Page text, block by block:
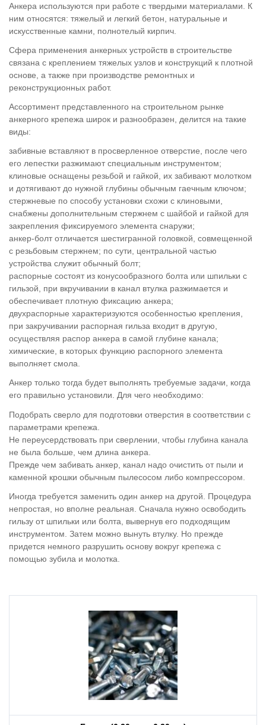
Анкера используются при работе с твердыми материалами. К
ним относятся: тяжелый и легкий бетон, натуральные и
искусственные камни, полнотелый кирпич.
Сфера применения анкерных устройств в строительстве
связана с креплением тяжелых узлов и конструкций к плотной
основе, а также при производстве ремонтных и
реконструкционных работ.
Ассортимент представленного на строительном рынке
анкерного крепежа широк и разнообразен, делится на такие
виды:
забивные вставляют в просверленное отверстие, после чего
его лепестки разжимают специальным инструментом;
клиновые оснащены резьбой и гайкой, их забивают молотком
и дотягивают до нужной глубины обычным гаечным ключом;
стержневые по способу установки схожи с клиновыми,
снабжены дополнительным стержнем с шайбой и гайкой для
закрепления фиксируемого элемента снаружи;
анкер-болт отличается шестигранной головкой, совмещенной
с резьбовым стержнем; по сути, центральной частью
устройства служит обычный болт;
распорные состоят из конусообразного болта или шпильки с
гильзой, при вкручивании в канал втулка разжимается и
обеспечивает плотную фиксацию анкера;
двухраспорные характеризуются особенностью крепления,
при закручивании распорная гильза входит в другую,
осуществляя распор анкера в самой глубине канала;
химические, в которых функцию распорного элемента
выполняет смола.
Анкер только тогда будет выполнять требуемые задачи, когда
его правильно установили. Для чего необходимо:
Подобрать сверло для подготовки отверстия в соответствии с
параметрами крепежа.
Не переусердствовать при сверлении, чтобы глубина канала
не была больше, чем длина анкера.
Прежде чем забивать анкер, канал надо очистить от пыли и
каменной крошки обычным пылесосом либо компрессором.
Иногда требуется заменить один анкер на другой. Процедура
непростая, но вполне реальная. Сначала нужно освободить
гильзу от шпильки или болта, вывернув его подходящим
инструментом. Затем можно вынуть втулку. Но прежде
придется немного разрушить основу вокруг крепежа с
помощью зубила и молотка.